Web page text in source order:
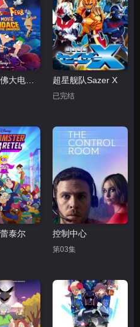
飞哥与小佛大电影：凯蒂丝对抗全宇宙 超星舰队Sazer X
已完结
泰尔 控制中心
第03集